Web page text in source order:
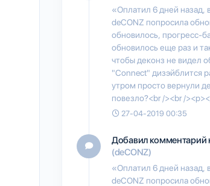
«Оплатил 6 дней назад,
deCONZ попросила
обновилось, прогресс-
обновилось еще раз и
чтобы деконз не видел
"Connect" дизэйблится
утром просто вернули
повезло?<br /><br /
27-04-2019 00:35
Добавил комментарий
(deCONZ)
«Оплатил 6 дней назад,
deCONZ попросила